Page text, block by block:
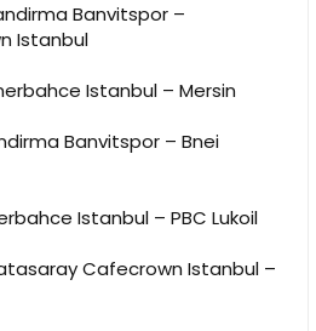
Banvitspor –
Istanbul
Istanbul – Mersin
Banvitspor – Bnei
Istanbul – PBC Lukoil
Cafecrown Istanbul –